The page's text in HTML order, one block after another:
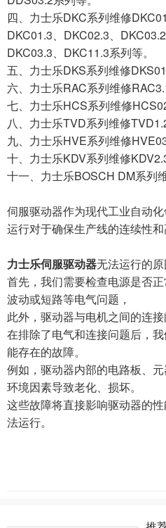
四、力士乐DKC系列维修
DKC01.3、DKC02.3、
DKC03.3、DKC11.3系列等。
五、力士乐DKS系列维修
六、力士乐RAC系列维修
七、力士乐HCS系列维修
八、力士乐TVD系列维修
九、力士乐HVE系列维修
十、力士乐KDV系列维修
十一、力士乐BOSCH DM系列
伺服驱动器作为现代工业自动
运行对于确保生产线的连续性
力士乐伺服驱动器无法运行的原
首先，我们需要检查电源是否
波动或短路等电气问题，
此外，驱动器与电机之间的连
在排除了电气和连接问题后，
能存在的故障。
例如，驱动器内部的电路板、
环境因素导致老化、损坏。
这些故障将直接影响驱动器的
法运行。